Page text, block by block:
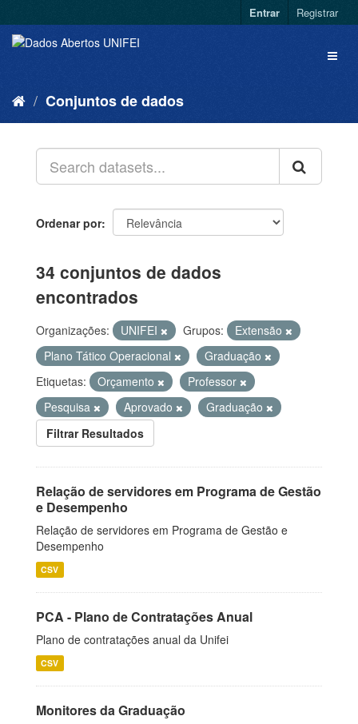
Entrar Registrar
Conjuntos de dados
Ordenar por
34 conjuntos de dados
encontrados
Organizações: UNIFEI Grupos:
Extensão
Plano Tático Operacional
Graduação
Etiquetas:
Orçamento
Professor
Pesquisa
Aprovado
Graduação
Filtrar Resultados
Relação de servidores em Programa de Gestão
e Desempenho
Relação de servidores em Programa de Gestão e
Desempenho
CSV
PCA - Plano de Contratações Anual
Plano de contratações anual da Unifei
CSV
Monitores da Graduação